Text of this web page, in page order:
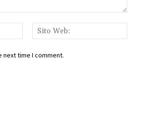
Email:*
Web:
next time I comment.